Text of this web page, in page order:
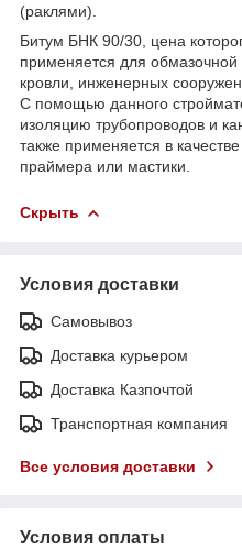
(раклями).
Битум БНК 90/30, цена
применяется для
кровли, инженерных
С помощью данного
изоляцию трубопроводов и
также применяется в
праймера или мастики.
Скрыть
Условия доставки
Самовывоз
Доставка курьером
Доставка Казпочтой
Транспортная компания
Все условия доставки
Условия оплаты